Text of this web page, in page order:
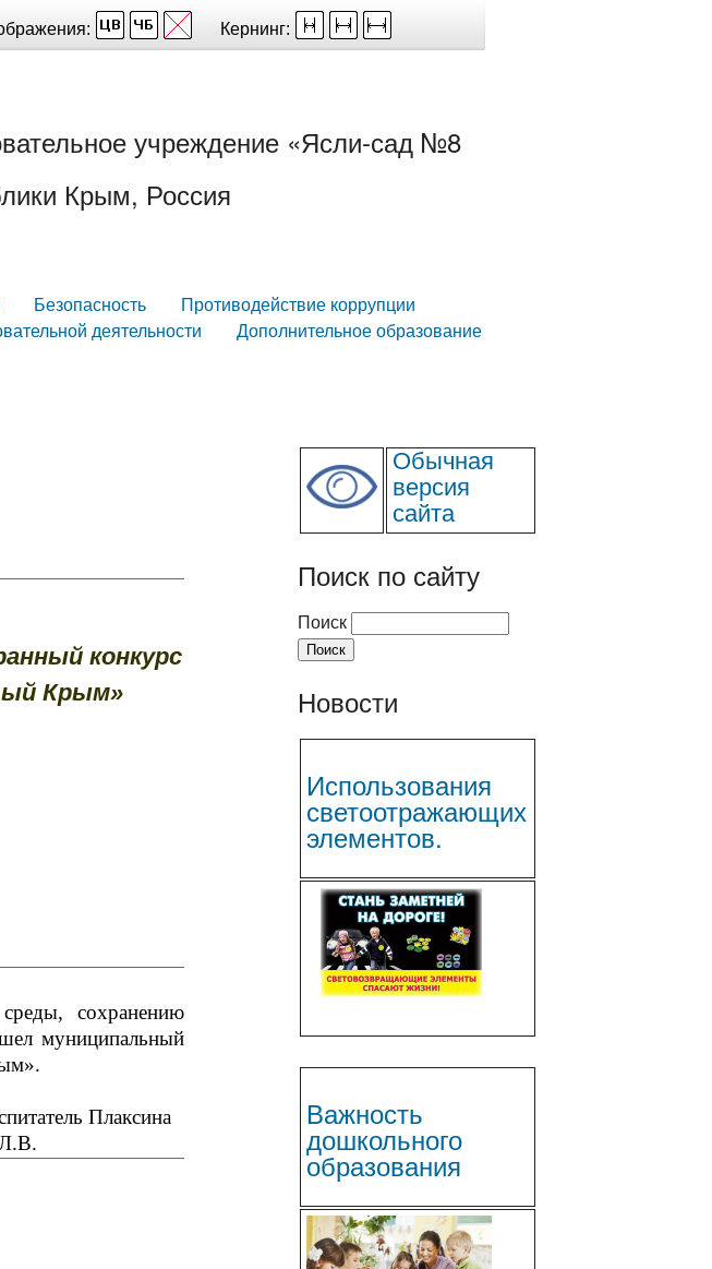
Кернинг:
учреждение «Ясли-сад №8
Крым, Россия
Безопасность
Противодействие коррупции
деятельности Дополнительное образование
конкурс
Крым»
сохранению
муниципальный
Плаксина
Л.В.
Обычная
версия
сайта
Поиск по сайту
Поиск
Новости
Использования
светоотражающих
элементов.
Важность
дошкольного
образования